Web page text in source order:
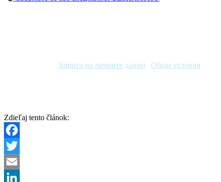
Защита на личните данни Общи условия
Zdieľaj tento článok:
Facebook
Twitter
Email